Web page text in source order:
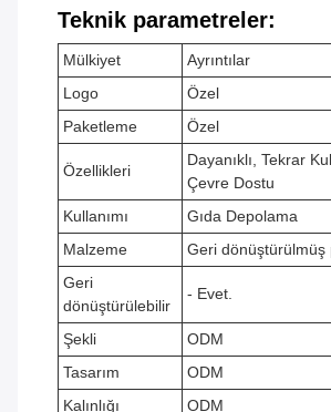
Teknik parametreler:
Mülkiyet
Ayrıntılar
Logo
Özel
Paketleme
Özel
Özellikleri
Dayanıklı, Tekrar
Çevre Dostu
Kullanımı
Gıda Depolama
Malzeme
Geri dönüştürülmüş
Geri
dönüştürülebilir
- Evet.
Şekli
ODM
Tasarım
ODM
Kalınlığı
ODM